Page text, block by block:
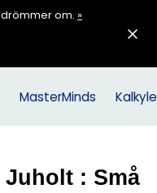
om. »
MasterMinds
: Små